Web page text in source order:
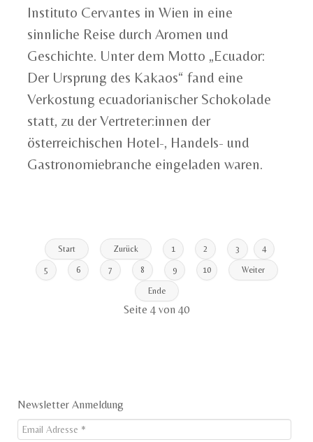
Instituto Cervantes in Wien in eine
sinnliche Reise durch Aromen und
Geschichte. Unter dem Motto „Ecuador:
Der Ursprung des Kakaos“ fand eine
Verkostung ecuadorianischer Schokolade
statt, zu der Vertreter:innen der
österreichischen Hotel-, Handels- und
Gastronomiebranche eingeladen waren.
Start Zurück 1 2 3 4
5 6 7 8 9 10 Weiter
Ende
Seite 4 von 40
Newsletter Anmeldung